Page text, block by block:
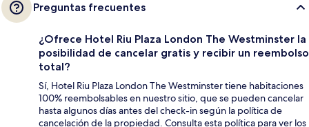
Preguntas frecuentes
¿Ofrece Hotel Riu Plaza London The Westminster la
posibilidad de cancelar gratis y recibir un reembolso
total?
Sí, Hotel Riu Plaza London The Westminster tiene habitaciones
100% reembolsables en nuestro sitio, que se pueden cancelar
hasta algunos días antes del check-in según la política de
cancelación de la propiedad. Consulta esta política para ver los